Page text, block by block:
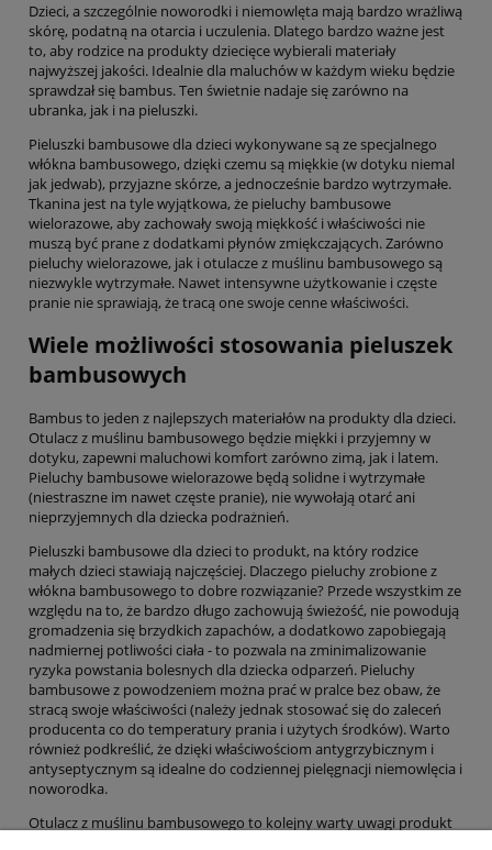
Dzieci, a szczególnie noworodki i niemowlęta mają bardzo wrażliwą
skórę, podatną na otarcia i uczulenia. Dlatego bardzo ważne jest
to, aby rodzice na produkty dziecięce wybierali materiały
najwyższej jakości. Idealnie dla maluchów w każdym wieku będzie
sprawdzał się bambus. Ten świetnie nadaje się zarówno na
ubranka, jak i na pieluszki.
Pieluszki bambusowe dla dzieci wykonywane są ze specjalnego
włókna bambusowego, dzięki czemu są miękkie (w dotyku niemal
jak jedwab), przyjazne skórze, a jednocześnie bardzo wytrzymałe.
Tkanina jest na tyle wyjątkowa, że pieluchy bambusowe
wielorazowe, aby zachowały swoją miękkość i właściwości nie
muszą być prane z dodatkami płynów zmiękczających. Zarówno
pieluchy wielorazowe, jak i otulacze z muślinu bambusowego są
niezwykle wytrzymałe. Nawet intensywne użytkowanie i częste
pranie nie sprawiają, że tracą one swoje cenne właściwości.
Wiele możliwości stosowania pieluszek
bambusowych
Bambus to jeden z najlepszych materiałów na produkty dla dzieci.
Otulacz z muślinu bambusowego będzie miękki i przyjemny w
dotyku, zapewni maluchowi komfort zarówno zimą, jak i latem.
Pieluchy bambusowe wielorazowe będą solidne i wytrzymałe
(niestraszne im nawet częste pranie), nie wywołają otarć ani
nieprzyjemnych dla dziecka podrażnień.
Pieluszki bambusowe dla dzieci to produkt, na który rodzice
małych dzieci stawiają najczęściej. Dlaczego pieluchy zrobione z
włókna bambusowego to dobre rozwiązanie? Przede wszystkim ze
względu na to, że bardzo długo zachowują świeżość, nie powodują
gromadzenia się brzydkich zapachów, a dodatkowo zapobiegają
nadmiernej potliwości ciała - to pozwala na zminimalizowanie
ryzyka powstania bolesnych dla dziecka odparzeń. Pieluchy
bambusowe z powodzeniem można prać w pralce bez obaw, że
stracą swoje właściwości (należy jednak stosować się do zaleceń
producenta co do temperatury prania i użytych środków). Warto
również podkreślić, że dzięki właściwościom antygrzybicznym i
antyseptycznym są idealne do codziennej pielęgnacji niemowlęcia i
noworodka.
Otulacz z muślinu bambusowego to kolejny warty uwagi produkt